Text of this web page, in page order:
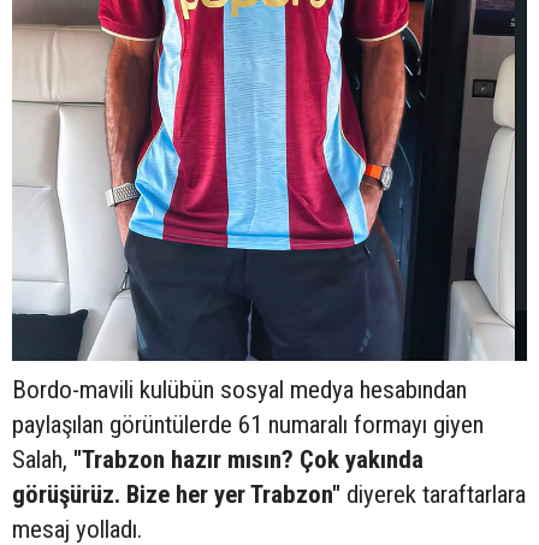
Bordo-mavili kulübün sosyal medya hesabından
paylaşılan görüntülerde 61 numaralı formayı giyen
Salah, "Trabzon hazır mısın? Çok yakında
görüşürüz. Bize her yer Trabzon" diyerek taraftarlara
mesaj yolladı.